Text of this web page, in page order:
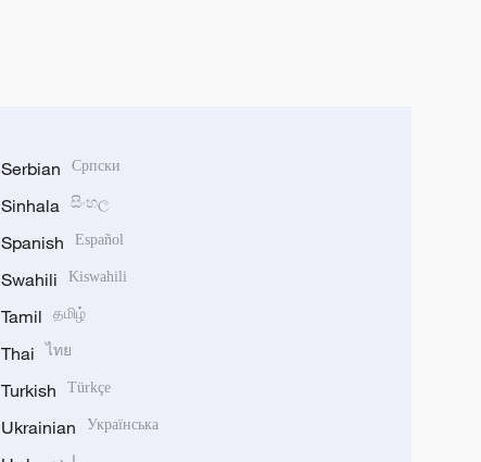
Serbian Српски
Sinhala සිංහල
Spanish Español
Swahili Kiswahili
Tamil தமிழ்
Thai ไทย
Turkish Türkçe
Ukrainian Українська